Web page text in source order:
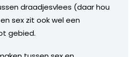
draadjesvlees (daar hou
sex zit ook wel een
gebied.